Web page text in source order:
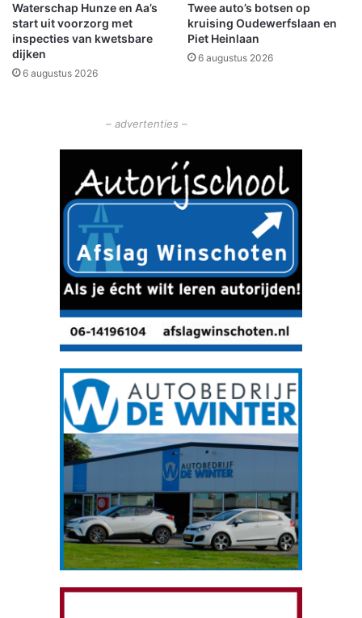
e
s
l
a
a
N
i
e
u
w
Waterschap Hunze en Aa’s
start uit voorzorg met
inspecties van kwetsbare
dijken
6 augustus 2026
Twee auto’s botsen op
kruising Oudewerfslaan en
Piet Heinlaan
6 augustus 2026
– advertenties –